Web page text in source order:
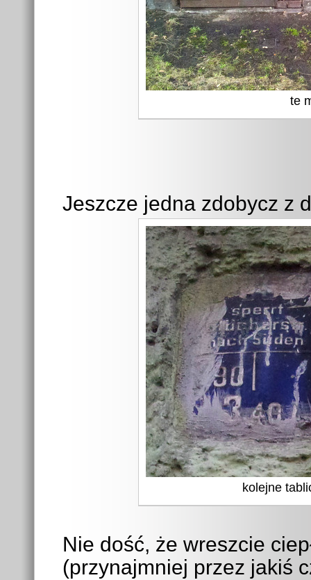
te
Jeszcze jedna zdobycz z
kolejne
Nie dość, że wreszcie
(przynajmniej przez jakiś